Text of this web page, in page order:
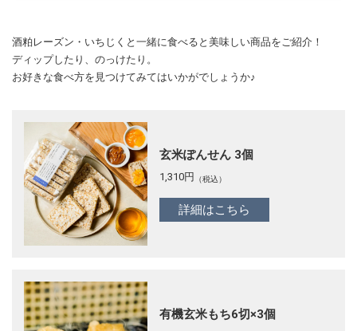
酒粕レーズン・いちじくと一緒に食べると美味しい商品をご紹介！
ディップしたり、のっけたり。
お好きな食べ方を見つけてみてはいかがでしょうか♪
玄米ぽんせん 3個
1,310円 （税込）
詳細はこちら
有機玄米もち6切×3個